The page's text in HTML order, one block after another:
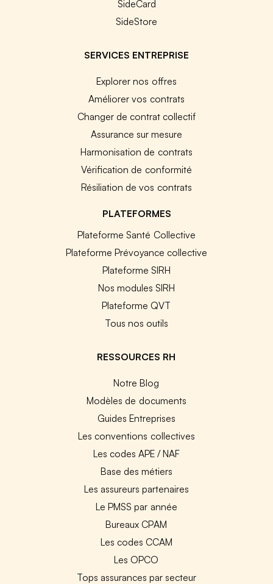
SideCard
SideStore
SERVICES ENTREPRISE
Explorer nos offres
Améliorer vos contrats
Changer de contrat collectif
Assurance sur mesure
Harmonisation de contrats
Vérification de conformité
Résiliation de vos contrats
PLATEFORMES
Plateforme Santé Collective
Plateforme Prévoyance collective
Plateforme SIRH
Nos modules SIRH
Plateforme QVT
Tous nos outils
RESSOURCES RH
Notre Blog
Modèles de documents
Guides Entreprises
Les conventions collectives
Les codes APE / NAF
Base des métiers
Les assureurs partenaires
Le PMSS par année
Bureaux CPAM
Les codes CCAM
Les OPCO
Tops assurances par secteur